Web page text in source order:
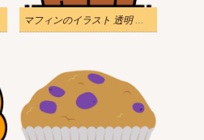
マフィンのイラスト 透明 無料 2